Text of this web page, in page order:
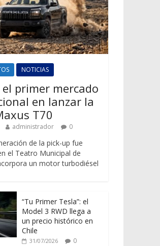
NOTICIAS
el primer mercado
en lanzar la
T70
administrador 0
de la pick-up fue
el Teatro Municipal de
un motor turbodiésel
“Tu Primer Tesla”: el
Model 3 RWD llega a
un precio histórico en
Chile
31/07/2026 0